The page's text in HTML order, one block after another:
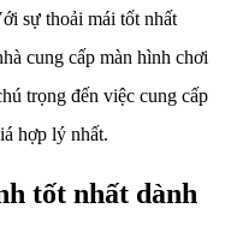
sự thoải mái tốt nhất
cung cấp màn hình chơi
trọng đến việc cung cấp
hợp lý nhất.
tốt nhất dành